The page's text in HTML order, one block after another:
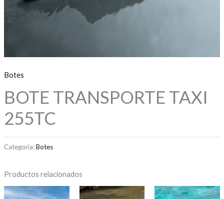
Botes
BOTE TRANSPORTE TAXI
255TC
Categoría:Botes
Productos relacionados